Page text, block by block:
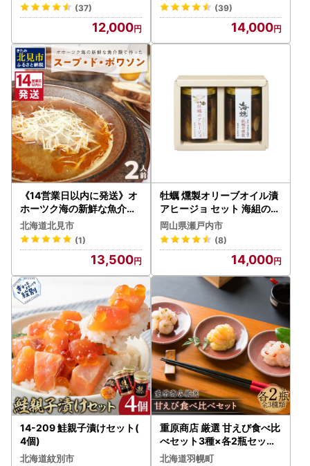
(37)
12,000
(39)
14,000
《14営業日以内に発送》オ
ホーツク海の新鮮な魚介類
で作ったスープ・ド・ポワ
ソン 2人前 ( オホーツク海
加工品 海鮮 魚介スープ ス
ープ ビストロ )【140-003
6】
北海道北見市
(1)
13,500
牡蠣 燻製オリーブオイル漬
アヒージョ セット 海組の一
瓶詰め 惣菜 おつまみ つま
み おかず
岡山県瀬戸内市
(8)
14,000
14-209 鮭親子漬けセット(
4個)
北海道紋別市
重原商店 厳選 甘えび食べ比
べセット3種×各2瓶セット
【冷凍】【05115】
北海道羽幌町